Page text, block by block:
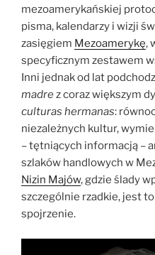
mezoamerykańskiej
pisma, kalendarzy i wizji
zasięgiem Mezoamerykę,
specyficznym zestawem
Inni jednak od lat
madrez coraz większym
culturas hermanas:
niezależnych kultur,
– tętniących informacją –
szlaków handlowych w
Nizin Majów, gdzie ślady
szczególnie rzadkie, jest
spojrzenie.